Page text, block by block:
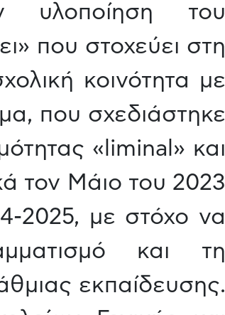
υλοποίηση του
που στοχεύει στη
κοινότητα με
που σχεδιάστηκε
«liminal» και
τον Μάιο του 2023
2025, με στόχο να
και τη
εκπαίδευσης.